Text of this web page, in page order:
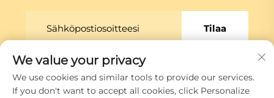
Tilaa
Copyright © Xiamen Globe Machine Co.,ltd.
Tietosuojakäytäntö
We value your privacy
We use cookies and similar tools to provide our services.
If you don't want to accept all cookies, click Personalize